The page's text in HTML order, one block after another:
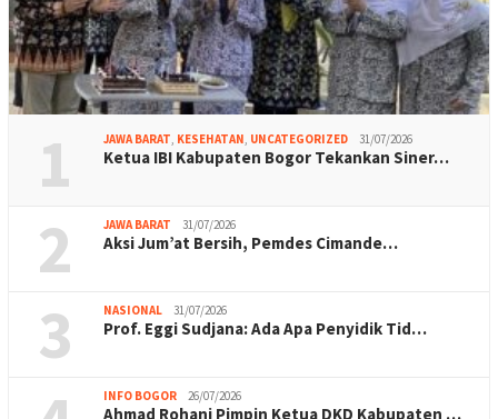
1 JAWA BARAT KESEHATAN UNCATEGORIZED 31/07/2026
Ketua IBI Kabupaten Bogor Tekankan Siner…
2 JAWA BARAT 31/07/2026
Aksi Jum’at Bersih, Pemdes Cimande…
3 NASIONAL 31/07/2026
Prof. Eggi Sudjana: Ada Apa Penyidik Tid…
INFO BOGOR 26/07/2026
Ahmad Rohani Pimpin Ketua DKD Kabupaten …